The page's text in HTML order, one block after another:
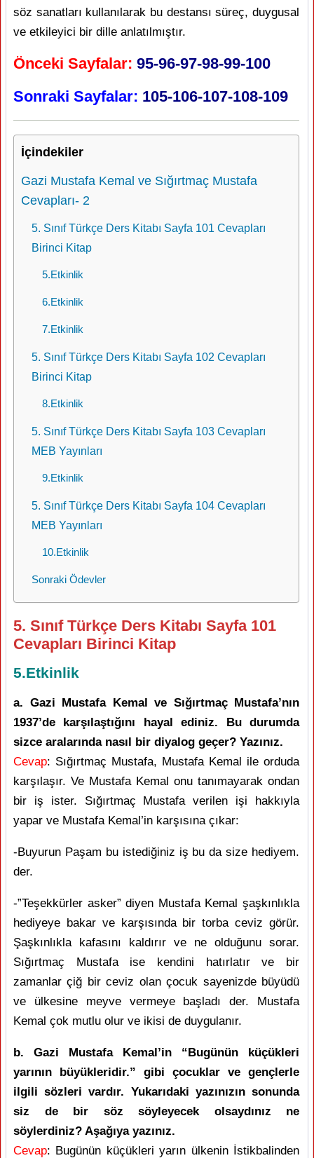
söz sanatları kullanılarak bu destansı süreç, duygusal
ve etkileyici bir dille anlatılmıştır.
Önceki Sayfalar: 95-96-97-98-99-100
Sonraki Sayfalar: 105-106-107-108-109
İçindekiler
Gazi Mustafa Kemal ve Sığırtmaç Mustafa
Cevapları- 2
5. Sınıf Türkçe Ders Kitabı Sayfa 101 Cevapları
Birinci Kitap
5.Etkinlik
6.Etkinlik
7.Etkinlik
5. Sınıf Türkçe Ders Kitabı Sayfa 102 Cevapları
Birinci Kitap
8.Etkinlik
5. Sınıf Türkçe Ders Kitabı Sayfa 103 Cevapları
MEB Yayınları
9.Etkinlik
5. Sınıf Türkçe Ders Kitabı Sayfa 104 Cevapları
MEB Yayınları
10.Etkinlik
Sonraki Ödevler
5. Sınıf Türkçe Ders Kitabı Sayfa 101
Cevapları Birinci Kitap
5.Etkinlik
a. Gazi Mustafa Kemal ve Sığırtmaç Mustafa’nın
1937’de karşılaştığını hayal ediniz. Bu durumda
sizce aralarında nasıl bir diyalog geçer? Yazınız.
Cevap: Sığırtmaç Mustafa, Mustafa Kemal ile orduda
karşılaşır. Ve Mustafa Kemal onu tanımayarak ondan
bir iş ister. Sığırtmaç Mustafa verilen işi hakkıyla
yapar ve Mustafa Kemal’in karşısına çıkar:
-Buyurun Paşam bu istediğiniz iş bu da size hediyem.
der.
-”Teşekkürler asker” diyen Mustafa Kemal şaşkınlıkla
hediyeye bakar ve karşısında bir torba ceviz görür.
Şaşkınlıkla kafasını kaldırır ve ne olduğunu sorar.
Sığırtmaç Mustafa ise kendini hatırlatır ve bir
zamanlar çiğ bir ceviz olan çocuk sayenizde büyüdü
ve ülkesine meyve vermeye başladı der. Mustafa
Kemal çok mutlu olur ve ikisi de duygulanır.
b. Gazi Mustafa Kemal’in “Bugünün küçükleri
yarının büyükleridir.” gibi çocuklar ve gençlerle
ilgili sözleri vardır. Yukarıdaki yazınızın sonunda
siz de bir söz söyleyecek olsaydınız ne
söylerdiniz? Aşağıya yazınız.
Cevap: Bugünün küçükleri yarın ülkenin İstikbalinden